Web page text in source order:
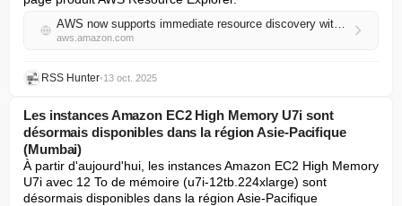
AWS now supports immediate resource discovery within a Region
aws.amazon.com
RSS Hunter•13 oct. 2025
Les instances Amazon EC2 High Memory U7i sont
désormais disponibles dans la région Asie-Pacifique
(Mumbai)
À partir d'aujourd'hui, les instances Amazon EC2 High Memory
U7i avec 12 To de mémoire (u7i-12tb.224xlarge) sont
désormais disponibles dans la région Asie-Pacifique